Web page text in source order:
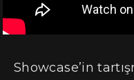
Showcase’in